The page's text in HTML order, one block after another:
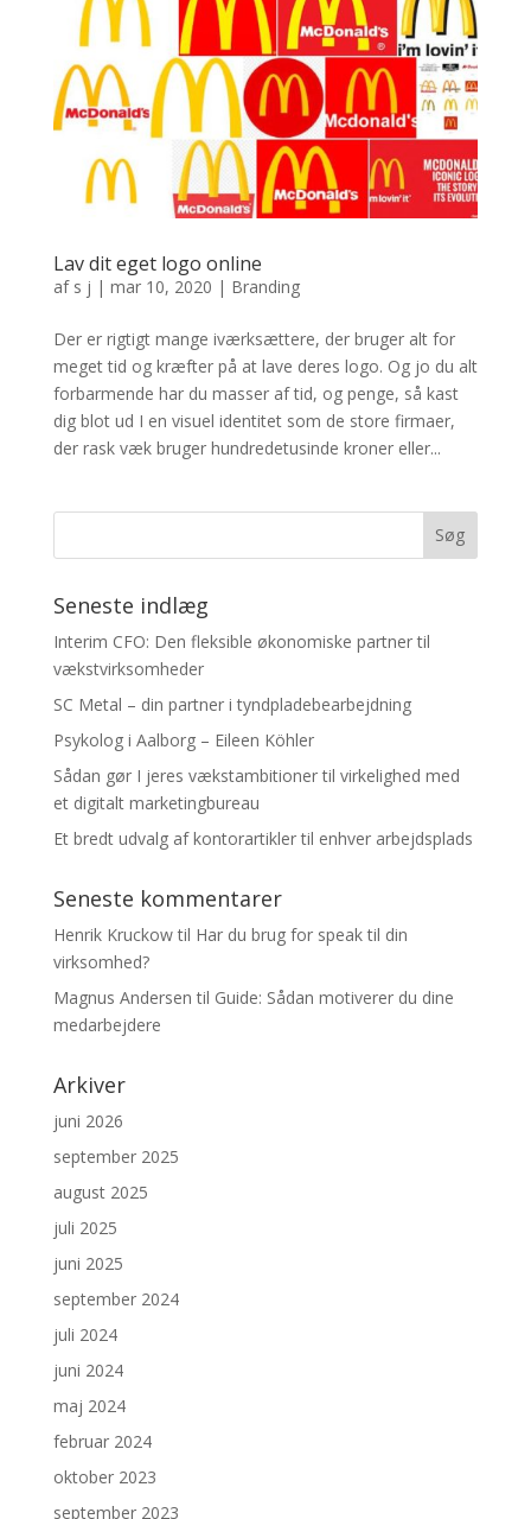
Lav dit eget logo online
af s j | mar 10, 2020 | Branding
Der er rigtigt mange iværksættere, der bruger alt for
meget tid og kræfter på at lave deres logo. Og jo du alt
forbarmende har du masser af tid, og penge, så kast
dig blot ud I en visuel identitet som de store firmaer,
der rask væk bruger hundredetusinde kroner eller...
Seneste indlæg
Interim CFO: Den fleksible økonomiske partner til
vækstvirksomheder
SC Metal – din partner i tyndpladebearbejdning
Psykolog i Aalborg – Eileen Köhler
Sådan gør I jeres vækstambitioner til virkelighed med
et digitalt marketingbureau
Et bredt udvalg af kontorartikler til enhver arbejdsplads
Seneste kommentarer
Henrik Kruckowtil Har du brug for speak til din
virksomhed?
Magnus Andersen til Guide: Sådan motiverer du dine
medarbejdere
Arkiver
juni 2026
september 2025
august 2025
juli 2025
juni 2025
september 2024
juli 2024
juni 2024
maj 2024
februar 2024
oktober 2023
september 2023